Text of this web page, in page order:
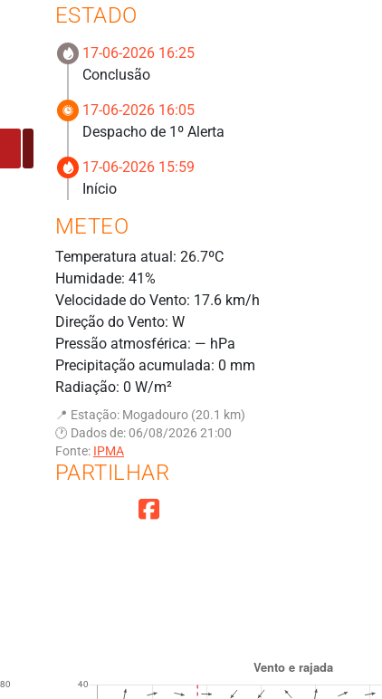
ESTADO
17-06-2026 16:25
Conclusão
17-06-2026 16:05
Despacho de 1º Alerta
17-06-2026 15:59
Início
METEO
Temperatura atual: 26.7ºC
Humidade: 41%
Velocidade do Vento: 17.6 km/h
Direção do Vento: W
Pressão atmosférica: — hPa
Precipitação acumulada: 0 mm
Radiação: 0 W/m²
📍 Estação: Mogadouro (20.1 km)
🕐 Dados de: 06/08/2026 21:00
Fonte: IPMA
PARTILHAR